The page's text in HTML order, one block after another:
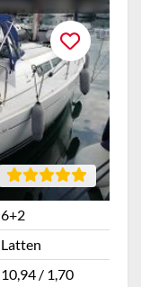
6+2
Latten
10,94 / 1,70